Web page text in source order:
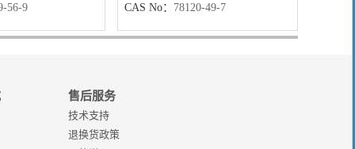
56-9
CAS No： 78120-49-7
售后服务
技术支持
退换货政策